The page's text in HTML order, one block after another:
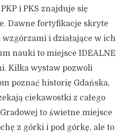
i PKS znajduje się
Dawne fortyfikacje skryte
i działające w ich
nauki to miejsce IDEALNE
Kilka wystaw pozwoli
poznać historię Gdańska,
ciekawostki z całego
to świetne miejsce
z górki i pod górkę, ale to